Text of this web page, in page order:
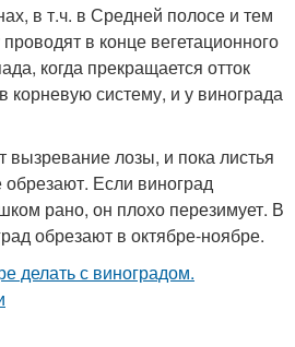
в т.ч. в Средней полосе и тем
в конце вегетационного
когда прекращается отток
корневую систему, и у винограда
вызревание лозы, и пока листья
Если виноград
рано, он плохо перезимует. В
обрезают в октябре-ноябре.